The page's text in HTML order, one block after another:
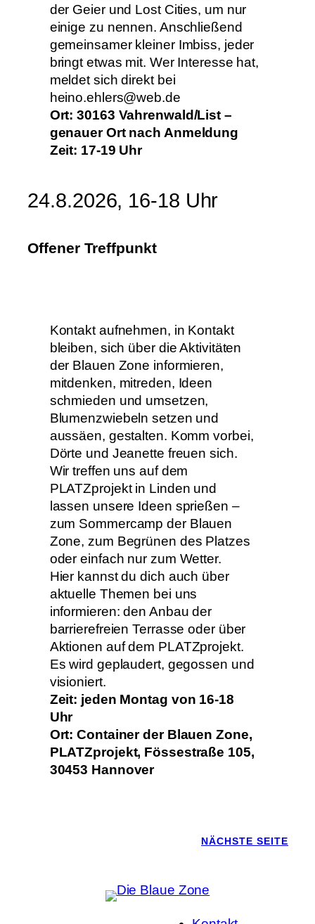
der Geier und Lost Cities, um nur
einige zu nennen. Anschließend
gemeinsamer kleiner Imbiss, jeder
bringt etwas mit. Wer Interesse hat,
meldet sich direkt bei
heino.ehlers@web.de
Ort: 30163 Vahrenwald/List –
genauer Ort nach Anmeldung
Zeit: 17-19 Uhr
24.8.2026, 16-18 Uhr
Offener Treffpunkt
Kontakt aufnehmen, in Kontakt
bleiben, sich über die Aktivitäten
der Blauen Zone informieren,
mitdenken, mitreden, Ideen
schmieden und umsetzen,
Blumenzwiebeln setzen und
aussäen, gestalten. Komm vorbei,
Dörte und Jeanette freuen sich.
Wir treffen uns auf dem
PLATZprojekt in Linden und
lassen unsere Ideen sprießen –
zum Sommercamp der Blauen
Zone, zum Begrünen des Platzes
oder einfach nur zum Wetter.
Hier kannst du dich auch über
aktuelle Themen bei uns
informieren: den Anbau der
barrierefreien Terrasse oder über
Aktionen auf dem PLATZprojekt.
Es wird geplaudert, gegossen und
visioniert.
Zeit: jeden Montag von 16-18
Uhr
Ort: Container der Blauen Zone,
PLATZprojekt, Fössestraße 105,
30453 Hannover
NÄCHSTE SEITE